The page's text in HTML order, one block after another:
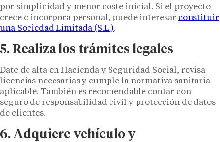
por simplicidad y menor coste inicial. Si el proyecto
crece o incorpora personal, puede interesar constituir
una Sociedad Limitada (S.L.).
5. Realiza los trámites legales
Date de alta en Hacienda y Seguridad Social, revisa
licencias necesarias y cumple la normativa sanitaria
aplicable. También es recomendable contar con
seguro de responsabilidad civil y protección de datos
de clientes.
6. Adquiere vehículo y